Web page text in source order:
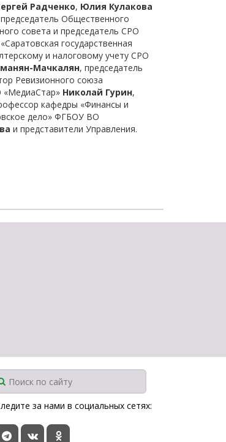
Радченко, Юлия Кулакова
Общественного
совета и председатель СРО
государственная
и налоговому учету СРО
Мачкалян, председатель
Ревизионного союза
Николай Гурин,
кафедры «Финансы и
дело» ФГБОУ ВО
и представители Управления.
за нами в социальных сетях: